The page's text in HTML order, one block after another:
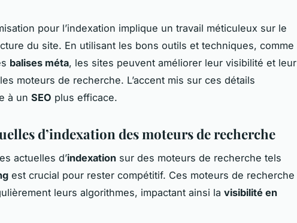
pour l’indexation implique un travail méticuleux sur le
du site. En utilisant les bons outils et techniques, comme
balises méta, les sites peuvent améliorer leur visibilité et leur
moteurs de recherche. L’accent mis sur ces détails
à un SEO plus efficace.
d’indexation des moteurs de recherche
actuelles d’indexation sur des moteurs de recherche tels
est crucial pour rester compétitif. Ces moteurs de recherche
leurs algorithmes, impactant ainsi la visibilité en